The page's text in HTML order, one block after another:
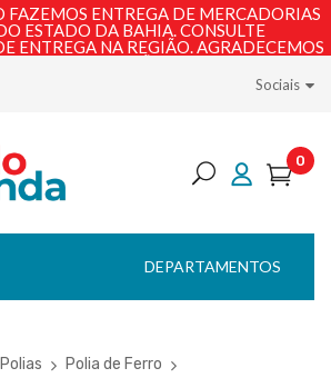
ENTREGA DE MERCADORIAS
ESTADO DA BAHIA. CONSULTE
ENTREGA NA REGIÃO. AGRADECEMOS
Sociais
0
DEPARTAMENTOS
Polias
Polia de Ferro